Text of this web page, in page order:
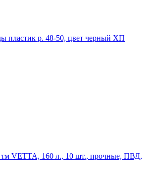
пластик р. 48-50, цвет черный ХП
VETTA, 160 л., 10 шт., прочные, ПВД,